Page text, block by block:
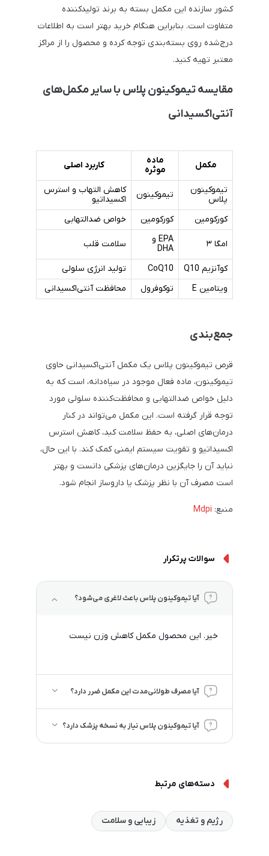
کشور سازنده این مکمل بسته به برند تولیدکننده
متفاوت است. بنابراین هنگام خرید بهتر است به اطلاعات
درج‌شده روی بسته‌بندی توجه کرده و محصول را از مراکز
معتبر تهیه کنید.
مقایسه تیموکینون پلاس با سایر مکمل‌های
آنتی‌اکسیدانی
مکمل
ماده
موثره
کاربرد اصلی
تیموکینون
پلاس
تیموکینون
کاهش التهاب و استرس
اکسیداتیو
کورکومین
کورکومین خواص ضدالتهابی
امگا ۳
EPA و
DHA
سلامت قلب
کوآنزیم Q10 CoQ10
تولید انرژی سلولی
ویتامین E
توکوفرول محافظت آنتی‌اکسیدانی
جمع‌بندی
قرص تیموکینون پلاس یک مکمل آنتی‌اکسیدانی حاوی
تیموکینون، ماده فعال موجود در سیاه‌دانه، است که به
دلیل خواص ضدالتهابی و محافظت‌کننده سلولی مورد
توجه قرار گرفته است. این مکمل می‌تواند در کنار
درمان‌های اصلی، به حفظ سلامت کبد، کاهش استرس
اکسیداتیو و تقویت سیستم ایمنی کمک کند. با این حال،
نباید آن را جایگزین درمان‌های پزشکی دانست و بهتر
است مصرف آن با نظر پزشک یا داروساز انجام شود.
منبع: Mdpi
سوالات پرتکرار
آیا تیموکینون پلاس باعث لاغری می‌شود؟
خیر. این محصول مکمل کاهش وزن نیست
آیا مصرف طولانی‌مدت این مکمل ضرر دارد؟
آیا تیموکینون پلاس نیاز به نسخه پزشک دارد؟
دسته‌های مرتبط
رژیم و تغذیه زیبایی و سلامت